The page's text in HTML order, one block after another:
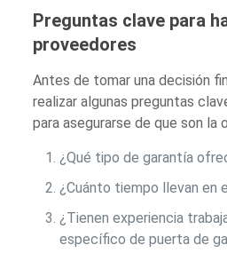
Preguntas clave para
proveedores
Antes de tomar una decisión
realizar algunas preguntas
para asegurarse de que son la
¿Qué tipo de garantía
¿Cuánto tiempo llevan en
¿Tienen experiencia
específico de puerta de